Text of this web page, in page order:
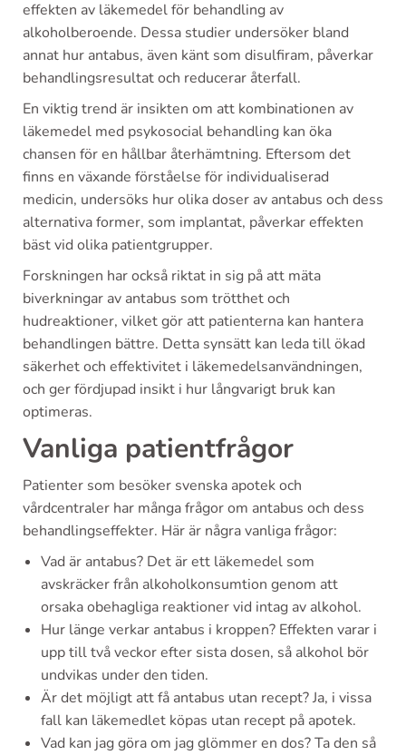
effekten av läkemedel för behandling av
alkoholberoende. Dessa studier undersöker bland
annat hur antabus, även känt som disulfiram, påverkar
behandlingsresultat och reducerar återfall.
En viktig trend är insikten om att kombinationen av
läkemedel med psykosocial behandling kan öka
chansen för en hållbar återhämtning. Eftersom det
finns en växande förståelse för individualiserad
medicin, undersöks hur olika doser av antabus och dess
alternativa former, som implantat, påverkar effekten
bäst vid olika patientgrupper.
Forskningen har också riktat in sig på att mäta
biverkningar av antabus som trötthet och
hudreaktioner, vilket gör att patienterna kan hantera
behandlingen bättre. Detta synsätt kan leda till ökad
säkerhet och effektivitet i läkemedelsanvändningen,
och ger fördjupad insikt i hur långvarigt bruk kan
optimeras.
Vanliga patientfrågor
Patienter som besöker svenska apotek och
vårdcentraler har många frågor om antabus och dess
behandlingseffekter. Här är några vanliga frågor:
Vad är antabus? Det är ett läkemedel som
avskräcker från alkoholkonsumtion genom att
orsaka obehagliga reaktioner vid intag av alkohol.
Hur länge verkar antabus i kroppen? Effekten varar i
upp till två veckor efter sista dosen, så alkohol bör
undvikas under den tiden.
Är det möjligt att få antabus utan recept? Ja, i vissa
fall kan läkemedlet köpas utan recept på apotek.
Vad kan jag göra om jag glömmer en dos? Ta den så